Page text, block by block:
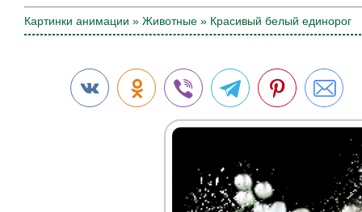
Картинки анимации » Животные » Красивый белый единорог